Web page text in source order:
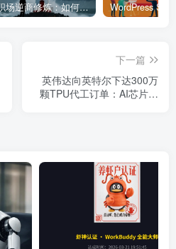
职场逆商修炼：如何把每一次挫折转化为成长的养分
下一篇
英伟达向英特尔下达300万
颗TPU代工订单：AI芯片代